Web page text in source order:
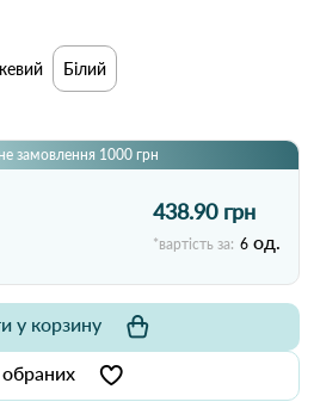
Білий
замовлення 1000 грн
438.90 грн
*вартість за: 6 од.
у корзину